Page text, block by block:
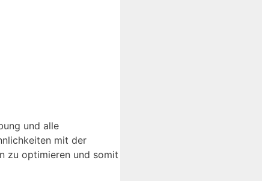
und alle
mit der
zu optimieren und somit